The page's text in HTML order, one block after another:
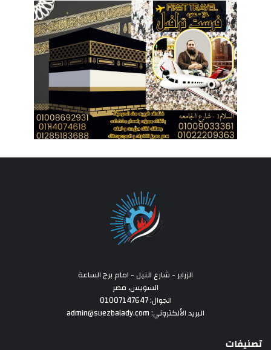
الزراير - شارع النيل - امام برج الساعة
السويس، مصر
الجوال: 01007147647
البريد الألكتروني: admin@suezbalady.com
تصنيفات